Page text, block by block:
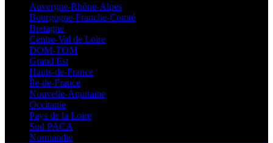
Auvergne-Rhône-Alpes
Bourgogne-Franche-Comté
Bretagne
Centre-Val de Loire
DOM-TOM
Grand Est
Hauts-de-France
Île-de-France
Nouvelle-Aquitaine
Occitanie
Pays de la Loire
Sud PACA
Normandie